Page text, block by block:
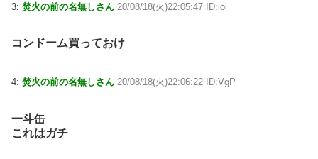
3: 焚火の前の名無しさん 20/08/18(火)22:05:47 ID:ioi
コンドーム買っておけ
4: 焚火の前の名無しさん 20/08/18(火)22:06:22 ID:VgP
一斗缶
これはガチ